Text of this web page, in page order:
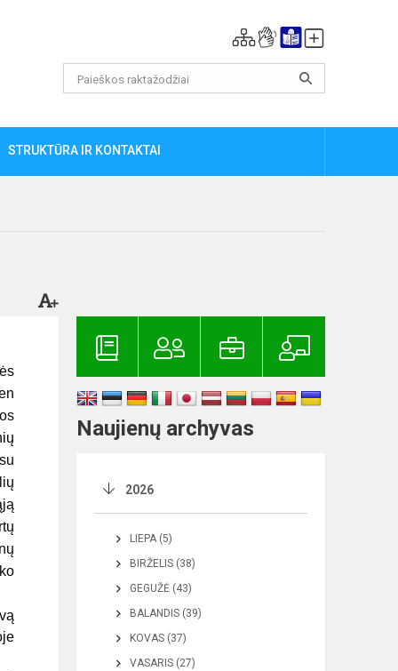
STRUKTŪRA IR KONTAKTAI
Naujienų archyvas
2026
LIEPA (5)
BIRŽELIS (38)
GEGUŽĖ (43)
BALANDIS (39)
KOVAS (37)
VASARIS (27)